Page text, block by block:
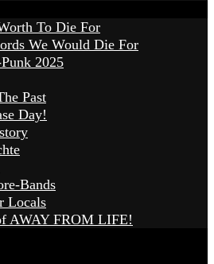
To Die For
We Would Die For
2025
Past
Day!
Bands
Locals
AWAY FROM LIFE!